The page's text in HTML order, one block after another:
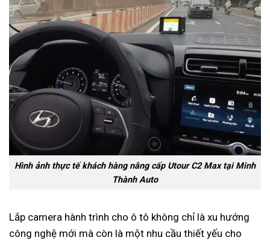
Hình ảnh thực tế khách hàng nâng cấp Utour C2 Max tại Minh
Thành Auto
Lắp camera hành trình cho ô tô không chỉ là xu hướng
công nghệ mới mà còn là một nhu cầu thiết yếu cho